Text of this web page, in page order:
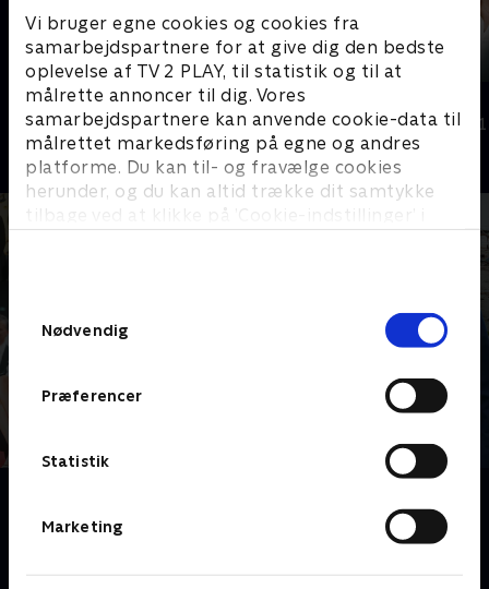
Vi bruger egne cookies og cookies fra
samarbejdspartnere for at give dig den bedste
oplevelse af TV 2 PLAY, til statistik og til at
målrette annoncer til dig. Vores
samarbejdspartnere kan anvende cookie-data til
målrettet markedsføring på egne og andres
platforme. Du kan til- og fravælge cookies
herunder, og du kan altid trække dit samtykke
tilbage ved at klikke på ’Cookie-indstillinger’ i
Nødvendig
Præferencer
Statistik
Marketing
Kate - pigen der blev prinsesse
Dokumentar • 1 sæsoner Dokumentar •
Med sjældne pressefotos, øjenvidneberetninger og
ekspertindsigt afslører denne todelte dokumentar,